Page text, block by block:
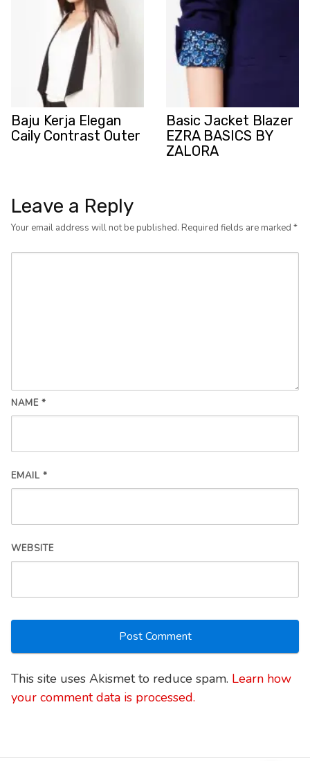
Baju Kerja Elegan
Caily Contrast Outer
Basic Jacket Blazer
EZRA BASICS BY
ZALORA
Leave a Reply
Your email address will not be published. Required fields are marked *
NAME *
EMAIL *
WEBSITE
This site uses Akismet to reduce spam. Learn how
your comment data is processed.